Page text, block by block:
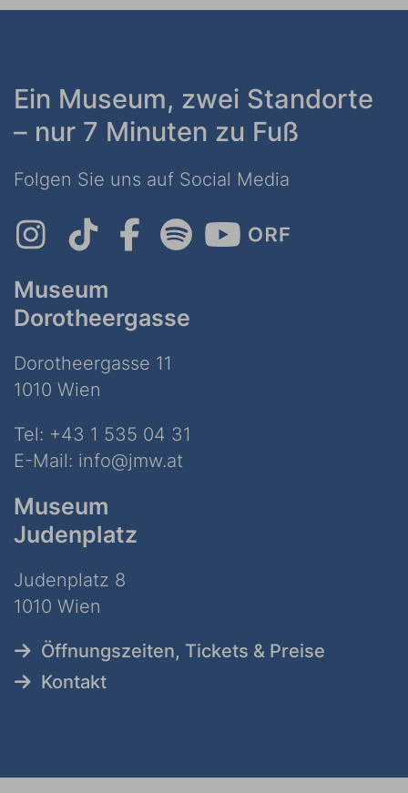
Ein Museum, zwei Standorte
– nur 7 Minuten zu Fuß
Folgen Sie uns auf Social Media
Museum
Dorotheergasse
Dorotheergasse 11
1010 Wien
Tel: +43 1 535 04 31
E-Mail: info@jmw.at
Museum
Judenplatz
Judenplatz 8
1010 Wien
Öffnungszeiten, Tickets & Preise
Kontakt